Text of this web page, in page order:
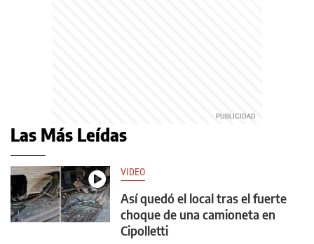
Las Más Leídas
VIDEO
Así quedó el local tras el fuerte
choque de una camioneta en
Cipolletti